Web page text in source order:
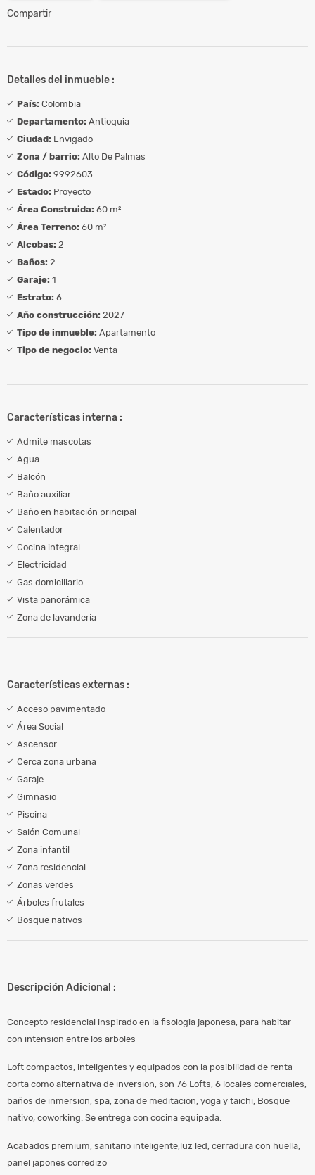
Compartir
Detalles del inmueble :
País: Colombia
Departamento: Antioquia
Ciudad: Envigado
Zona / barrio: Alto De Palmas
Código: 9992603
Estado: Proyecto
Área Construida: 60 m²
Área Terreno: 60 m²
Alcobas: 2
Baños: 2
Garaje: 1
Estrato: 6
Año construcción: 2027
Tipo de inmueble: Apartamento
Tipo de negocio: Venta
Características interna :
Admite mascotas
Agua
Balcón
Baño auxiliar
Baño en habitación principal
Calentador
Cocina integral
Electricidad
Gas domiciliario
Vista panorámica
Zona de lavandería
Características externas :
Acceso pavimentado
Área Social
Ascensor
Cerca zona urbana
Garaje
Gimnasio
Piscina
Salón Comunal
Zona infantil
Zona residencial
Zonas verdes
Árboles frutales
Bosque nativos
Descripción Adicional :
Concepto residencial inspirado en la fisologia japonesa, para habitar
con intension entre los arboles
Loft compactos, inteligentes y equipados con la posibilidad de renta
corta como alternativa de inversion, son 76 Lofts, 6 locales comerciales,
baños de inmersion, spa, zona de meditacion, yoga y taichi, Bosque
nativo, coworking. Se entrega con cocina equipada.
Acabados premium, sanitario inteligente,luz led, cerradura con huella,
panel japones corredizo